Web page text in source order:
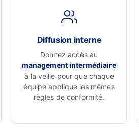
Diffusion interne
Donnez accès au
management intermédiaire
à la veille pour que chaque
équipe applique les mêmes
règles de conformité.